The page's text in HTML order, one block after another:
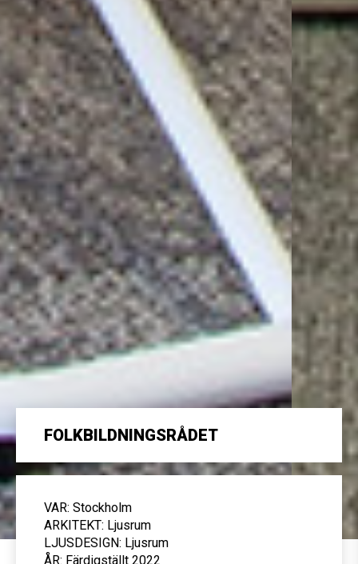
FOLKBILDNINGSRÅDET
VAR: Stockholm
ARKITEKT: Ljusrum
LJUSDESIGN: Ljusrum
ÅR: Färdigställt 2022